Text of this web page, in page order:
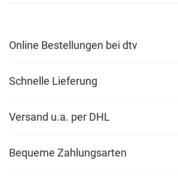
Online Bestellungen bei dtv
Schnelle Lieferung
Versand u.a. per DHL
Bequeme Zahlungsarten